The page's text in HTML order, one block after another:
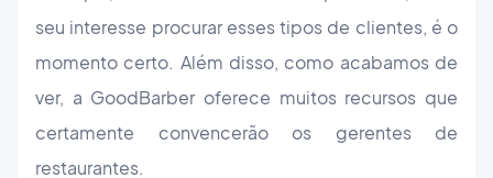
seu interesse procurar esses tipos de clientes, é o
momento certo. Além disso, como acabamos de
ver, a GoodBarber oferece muitos recursos que
certamente convencerão os gerentes de
restaurantes.